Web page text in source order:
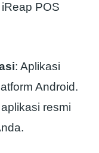
POS
: Aplikasi
Android.
resmi